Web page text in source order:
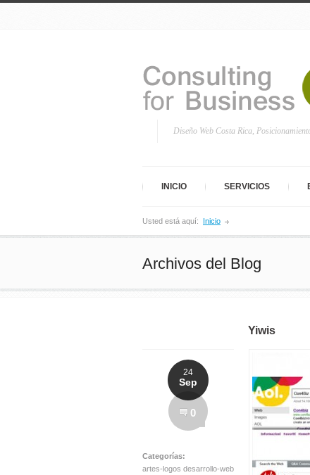
Diseño Web Costa Rica,
INICIO SERVICIOS
Usted está aquí: Inicio
Archivos del Blog
Yiwis
24
Sep
0
Categorías:
artes-logos desarrollo-web